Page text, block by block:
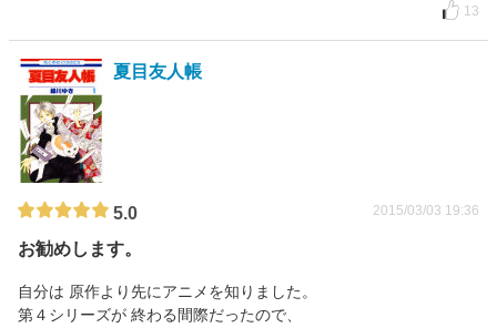
13
夏目友人帳
5.0 2015/03/03 19:36
お勧めします。
自分は 原作より先にアニメを知りました。
第４シリーズが 終わる間際だったので、